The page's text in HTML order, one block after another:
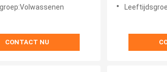
CONTACT NU